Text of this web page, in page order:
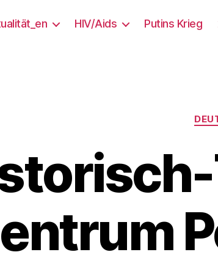
HIV/Aids Putins Krieg